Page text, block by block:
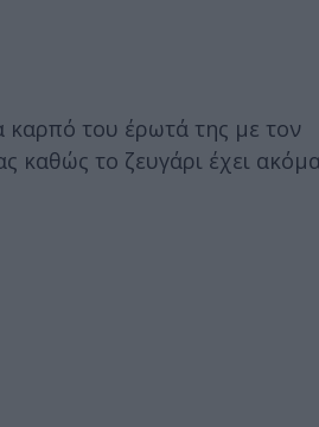
καρπό του έρωτά της με τον
καθώς το ζευγάρι έχει